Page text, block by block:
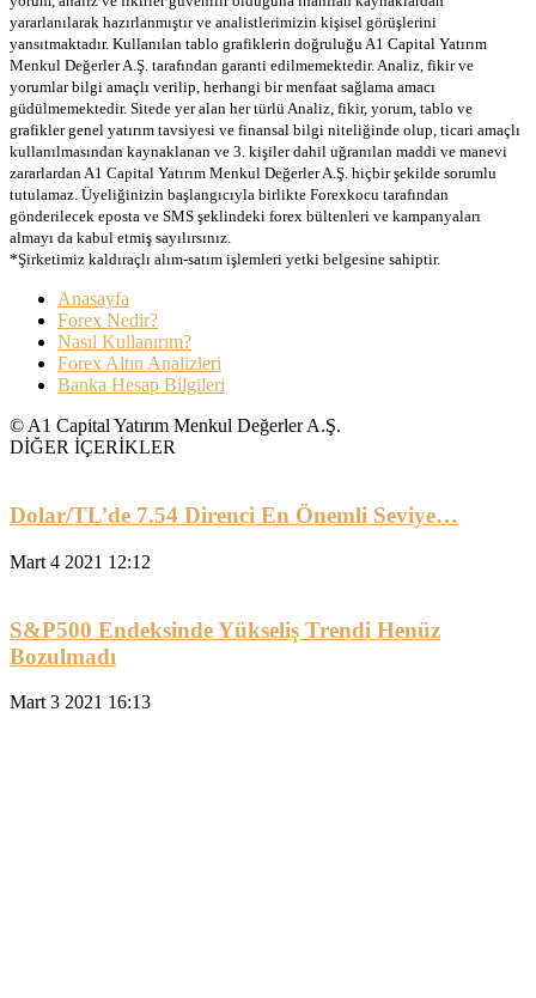
yararlanılarak hazırlanmıştır ve analistlerimizin kişisel görüşlerini
yansıtmaktadır. Kullanılan tablo grafiklerin doğruluğu A1 Capital Yatırım
Menkul Değerler A.Ş. tarafından garanti edilmemektedir. Analiz, fikir ve
yorumlar bilgi amaçlı verilip, herhangi bir menfaat sağlama amacı
güdülmemektedir. Sitede yer alan her türlü Analiz, fikir, yorum, tablo ve
grafikler genel yatırım tavsiyesi ve finansal bilgi niteliğinde olup, ticari amaçlı
kullanılmasından kaynaklanan ve 3. kişiler dahil uğranılan maddi ve manevi
zararlardan A1 Capital Yatırım Menkul Değerler A.Ş. hiçbir şekilde sorumlu
tutulamaz. Üyeliğinizin başlangıcıyla birlikte Forexkocu tarafından
gönderilecek eposta ve SMS şeklindeki forex bültenleri ve kampanyaları
almayı da kabul etmiş sayılırsınız.
*Şirketimiz kaldıraçlı alım-satım işlemleri yetki belgesine sahiptir.
Anasayfa
Forex Nedir?
Nasıl Kullanırım?
Forex Altın Analizleri
Banka Hesap Bilgileri
© A1 Capital Yatırım Menkul Değerler A.Ş.
DİĞER İÇERİKLER
Dolar/TL’de 7.54 Direnci En Önemli Seviye…
Mart 4 2021 12:12
S&P500 Endeksinde Yükseliş Trendi Henüz
Bozulmadı
Mart 3 2021 16:13